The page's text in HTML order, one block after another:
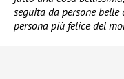
seguita da persone belle
persona più felice del